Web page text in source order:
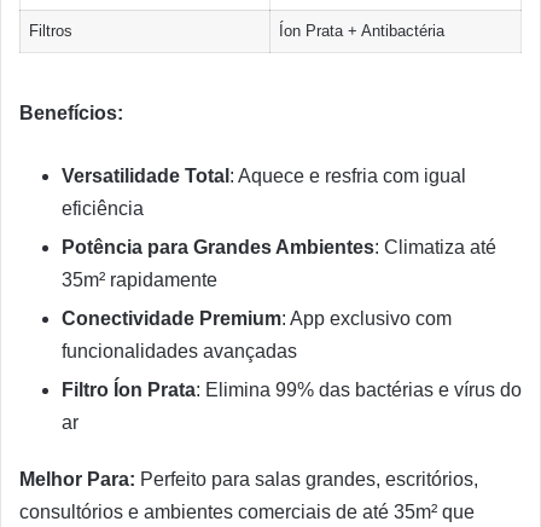
Filtros Íon Prata + Antibactéria
Benefícios:
Versatilidade Total : Aquece e resfria com igual
eficiência
Potência para Grandes Ambientes: Climatiza até
35m² rapidamente
Conectividade Premium: App exclusivo com
funcionalidades avançadas
Filtro Íon Prata: Elimina 99% das bactérias e vírus do
ar
Melhor Para: Perfeito para salas grandes, escritórios,
consultórios e ambientes comerciais de até 35m² que